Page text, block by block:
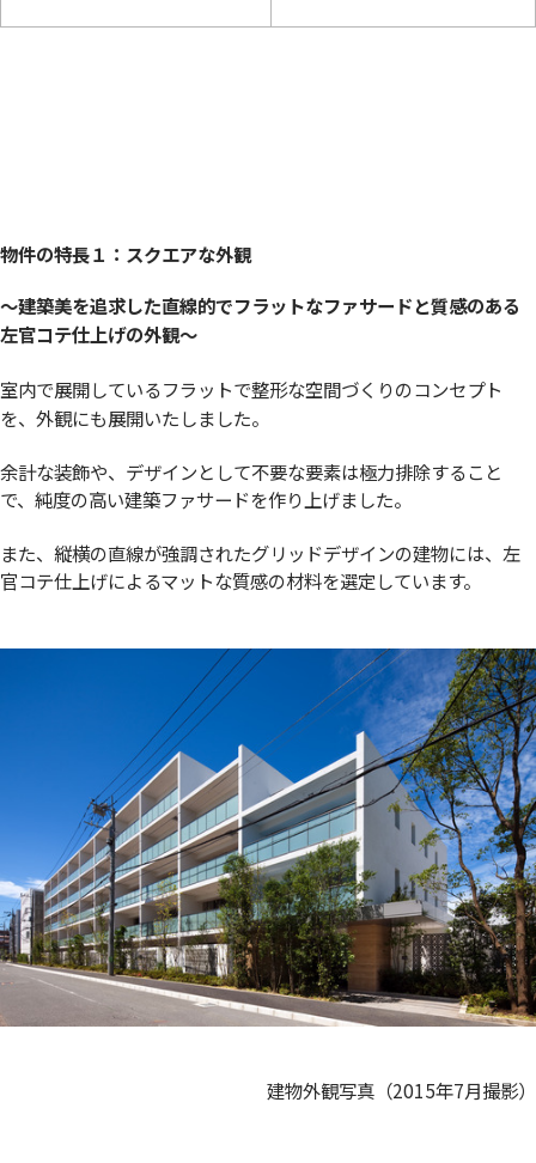
物件の特長１：スクエアな外観
〜建築美を追求した直線的でフラットなファサードと質感のある
左官コテ仕上げの外観〜
室内で展開しているフラットで整形な空間づくりのコンセプト
を、外観にも展開いたしました。
余計な装飾や、デザインとして不要な要素は極力排除すること
で、純度の高い建築ファサードを作り上げました。
また、縦横の直線が強調されたグリッドデザインの建物には、左
官コテ仕上げによるマットな質感の材料を選定しています。
建物外観写真（2015年7月撮影）